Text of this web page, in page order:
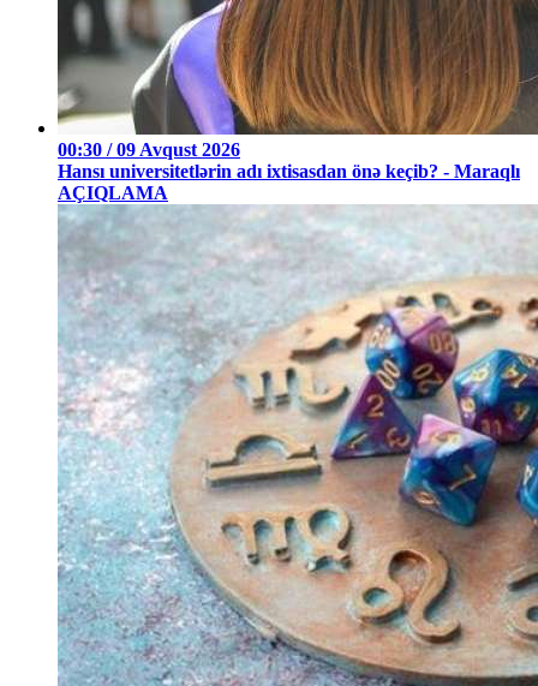
00:30 / 09 Avqust 2026
Hansı universitetlərin adı ixtisasdan önə keçib? - Maraqlı
AÇIQLAMA